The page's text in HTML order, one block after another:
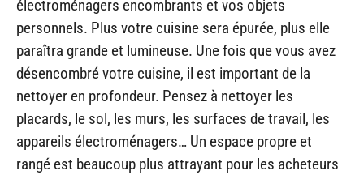
électroménagers encombrants et vos objets
personnels. Plus votre cuisine sera épurée, plus elle
paraîtra grande et lumineuse. Une fois que vous avez
désencombré votre cuisine, il est important de la
nettoyer en profondeur. Pensez à nettoyer les
placards, le sol, les murs, les surfaces de travail, les
appareils électroménagers… Un espace propre et
rangé est beaucoup plus attrayant pour les acheteurs